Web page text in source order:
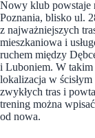
Nowy klub powstaje
Poznania, blisko ul.
z najważniejszych
mieszkaniowa i
ruchem między
i Luboniem. W takim
lokalizacja w
zwykłych tras i
trening można
od nowa.